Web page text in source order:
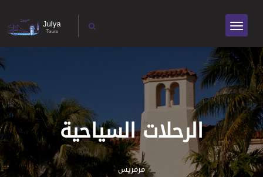
الرحلات السياحية
مرمريس